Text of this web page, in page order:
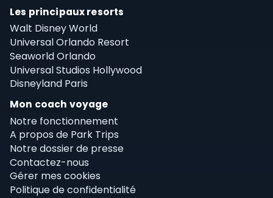
Les principaux resorts
Walt Disney World
Universal Orlando Resort
Seaworld Orlando
Universal Studios Hollywood
Disneyland Paris
Mon coach voyage
Notre fonctionnement
A propos de Park Trips
Notre dossier de presse
Contactez-nous
Gérer mes cookies
Politique de confidentialité